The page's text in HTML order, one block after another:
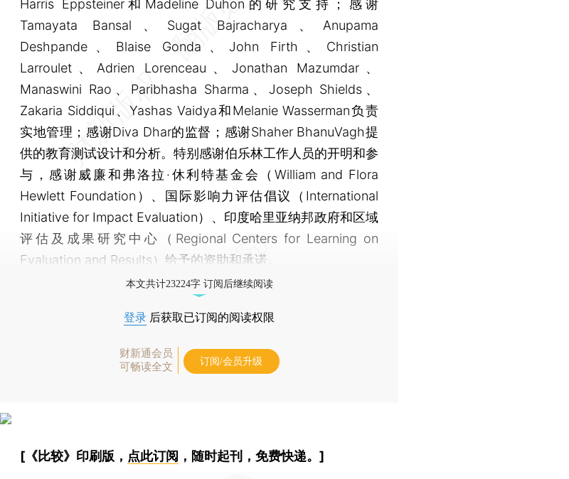
Harris Eppsteiner和Madeline Duhon的研究支持；感谢
Tamayata Bansal、Sugat Bajracharya、Anupama
Deshpande、Blaise Gonda、John Firth、Christian
Larroulet、Adrien Lorenceau、Jonathan Mazumdar、
Manaswini Rao、Paribhasha Sharma、Joseph Shields、
Zakaria Siddiqui、Yashas Vaidya和Melanie Wasserman负责
实地管理；感谢Diva Dhar的监督；感谢Shaher BhanuVagh提
供的教育测试设计和分析。特别感谢伯乐林工作人员的开明和参
与，感谢威廉和弗洛拉·休利特基金会（William and Flora
Hewlett Foundation）、国际影响力评估倡议（International
Initiative for Impact Evaluation）、印度哈里亚纳邦政府和区域
评估及成果研究中心（Regional Centers for Learning on
Evaluation and Results）给予的资助和承诺。
本文共计23224字 订阅后继续阅读
登录 后获取已订阅的阅读权限
财新通会员
可畅读全文
订阅/会员升级
[《比较》印刷版， 点此订阅 ，随时起刊，免费快递。]